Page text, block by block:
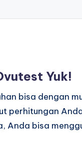
Yuk!
bisa dengan
perhitungan
Anda bisa